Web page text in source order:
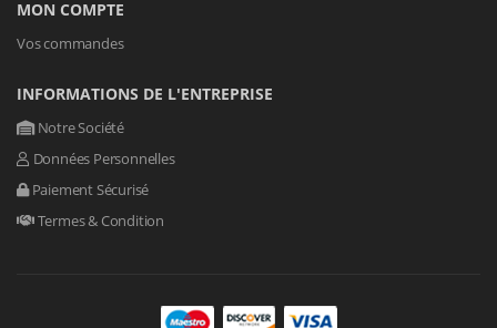
MON COMPTE
Vos commandes
INFORMATIONS DE L'ENTREPRISE
Notre Société
Données Personnelles
Paiement Sécurisé
Termes & Condition